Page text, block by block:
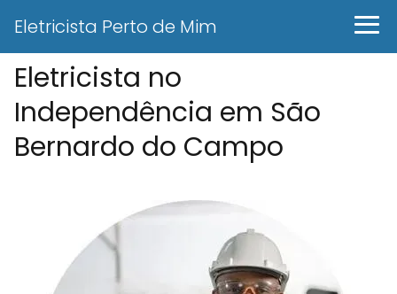
Eletricista Perto de Mim
Eletricista no
Independência em São
Bernardo do Campo